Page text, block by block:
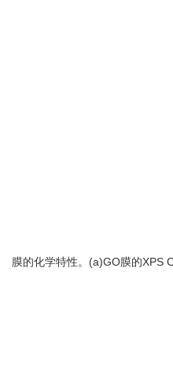
膜的化学特性。(a)GO膜的XPS